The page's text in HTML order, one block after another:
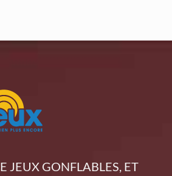
JEUX GONFLABLES, ET